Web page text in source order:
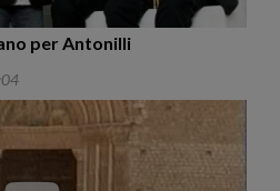
per Antonilli